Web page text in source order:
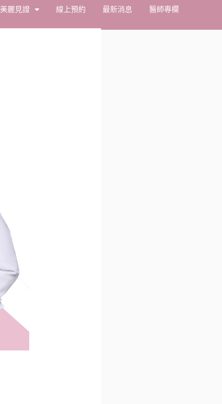
美麗見證 線上預約 最新消息 醫師專欄